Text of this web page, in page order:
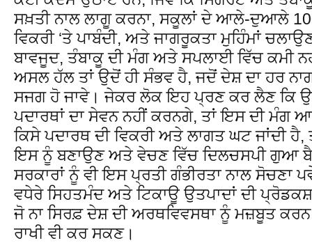
ਸਖ਼ਤੀ ਨਾਲ ਲਾਗੂ ਕਰਨਾ, ਸਕੂਲਾਂ ਦੇ ਆਲੇ-ਦੁਆਲੇ
ਵਿਕਰੀ ‘ਤੇ ਪਾਬੰਦੀ, ਅਤੇ ਜਾਗਰੂਕਤਾ ਮੁਹਿੰਮਾਂ
ਬਾਵਜੂਦ, ਤੰਬਾਕੂ ਦੀ ਮੰਗ ਅਤੇ ਸਪਲਾਈ ਵਿੱਚ ਕਮੀ
ਅਸਲ ਹੱਲ ਤਾਂ ਉਦੋਂ ਹੀ ਸੰਭਵ ਹੈ, ਜਦੋਂ ਦੇਸ਼ ਦਾ ਹਰ
ਸਜਗ ਹੋ ਜਾਵੇ। ਜੇਕਰ ਲੋਕ ਇਹ ਪ੍ਰਣ ਕਰ ਲੈਣ ਕਿ
ਪਦਾਰਥਾਂ ਦਾ ਸੇਵਨ ਨਹੀਂ ਕਰਨਗੇ, ਤਾਂ ਇਸ ਦੀ
ਕਿਸੇ ਪਦਾਰਥ ਦੀ ਵਿਕਰੀ ਅਤੇ ਲਾਗਤ ਘਟ ਜਾਂਦੀ ਹੈ,
ਇਸ ਨੂੰ ਬਣਾਉਣ ਅਤੇ ਵੇਚਣ ਵਿੱਚ ਦਿਲਚਸਪੀ ਗੁਆ
ਸਰਕਾਰਾਂ ਨੂੰ ਵੀ ਇਸ ਪ੍ਰਤੀ ਗੰਭੀਰਤਾ ਨਾਲ ਸੋਚਣਾ
ਵਧੇਰੇ ਸਿਹਤਮੰਦ ਅਤੇ ਟਿਕਾਊ ਉਤਪਾਦਾਂ ਦੀ
ਜੋ ਨਾ ਸਿਰਫ਼ ਦੇਸ਼ ਦੀ ਅਰਥਵਿਵਸਥਾ ਨੂੰ ਮਜ਼ਬੂਤ
ਰਾਖੀ ਵੀ ਕਰ ਸਕਣ।